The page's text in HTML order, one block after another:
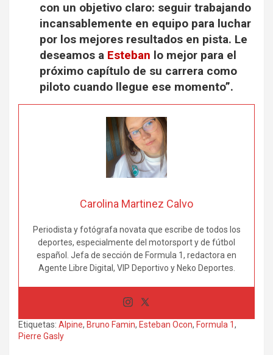
con un objetivo claro: seguir trabajando
incansablemente en equipo para luchar
por los mejores resultados en pista. Le
deseamos a Esteban lo mejor para el
próximo capítulo de su carrera como
piloto cuando llegue ese momento”.
Carolina Martinez Calvo
Periodista y fotógrafa novata que escribe de todos los
deportes, especialmente del motorsport y de fútbol
español. Jefa de sección de Formula 1, redactora en
Agente Libre Digital, VIP Deportivo y Neko Deportes.
Etiquetas: Alpine, Bruno Famin, Esteban Ocon, Formula 1,
Pierre Gasly